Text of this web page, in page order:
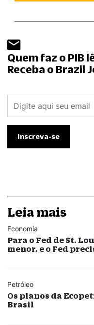
Quem faz o PIB
Receba o Brazil
Leia mais
Economia
Para o Fed de St.
menor, e o Fed
Petróleo
Os planos da
Brasil